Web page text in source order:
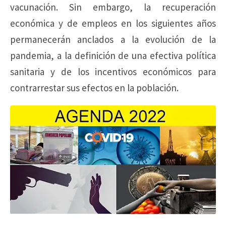
vacunación. Sin embargo, la recuperación
económica y de empleos en los siguientes años
permanecerán anclados a la evolución de la
pandemia, a la definición de una efectiva política
sanitaria y de los incentivos económicos para
contrarrestar sus efectos en la población.